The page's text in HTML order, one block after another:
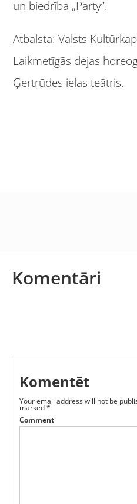
un biedrība „Party”.
Atbalsta: Valsts
Laikmetīgās dejas
Ģertrūdes ielas teātris.
Komentāri
Komentēt
Your email address will not be
marked*
Comment